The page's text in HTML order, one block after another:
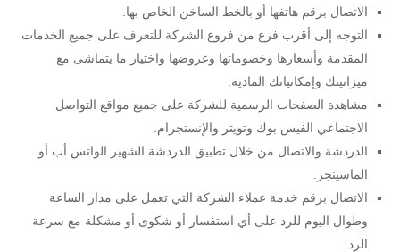
الاتصال برقم هاتفها أو بالخط الساخن الخاص بها.
التوجه إلى أقرب فرع من فروع الشركة للتعرف على جميع الخدمات
المقدمة وأسعارها وخصوماتها وعروضها واختيار ما يتماشى مع
ميزانيتك وإمكانياتك المادية.
مشاهدة الصفحات الرسمية للشركة على جميع مواقع التواصل
الاجتماعي الفيس بوك وتويتر والإنستجرام.
الدردشة والاتصال من خلال تطبيق الدردشة الشهير الواتس أب أو
الماسينجر.
الاتصال برقم خدمة عملاء الشركة التي تعمل على مدار الساعة
وطوال اليوم للرد على أي استفسار أو شكوى أو مشكلة مع سرعة
الرد.